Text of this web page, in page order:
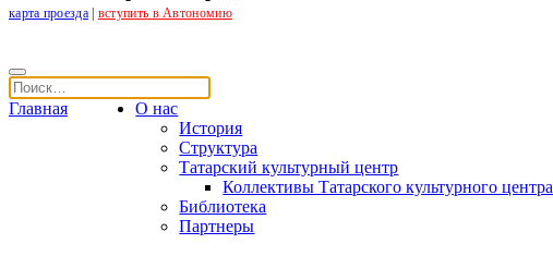
карта проезда| вступить в Автономию
Главная
О нас
История
Структура
Татарский культурный центр
Коллективы Татарского культурного центра
Библиотека
Партнеры